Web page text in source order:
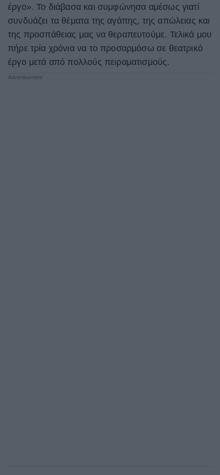
έργο». Το διάβασα και συμφώνησα αμέσως γιατί
συνδυάζει τα θέματα της αγάπης, της απώλειας και
της προσπάθειας μας να θεραπευτούμε. Τελικά μου
πήρε τρία χρόνια να το προσαρμόσω σε θεατρικό
έργο μετά από πολλούς πειραματισμούς.